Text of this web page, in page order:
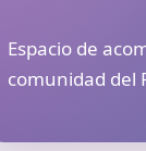
Espacio de
comunidad del